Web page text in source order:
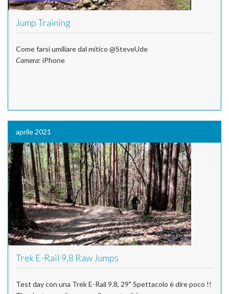
Jump Training
Come farsi umiliare dal mitico @SteveUde
Camera: iPhone
aprile 2021
Trek E-Rail 9,8 Raw Jumps
Test day con una Trek E-Rail 9.8, 29" Spettacolo è dire poco !!